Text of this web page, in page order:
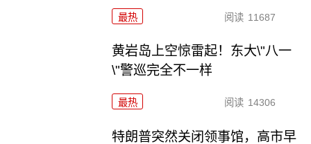
最热 阅读 11687
黄岩岛上空惊雷起！东大\"八一
\"警巡完全不一样
最热 阅读 14306
特朗普突然关闭领事馆，高市早